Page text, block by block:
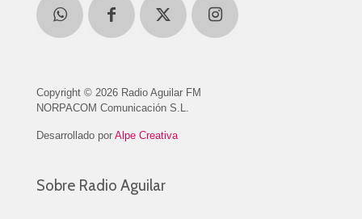
Copyright © 2026 Radio Aguilar FM
NORPACOM Comunicación S.L.
Desarrollado por Alpe Creativa
Sobre Radio Aguilar